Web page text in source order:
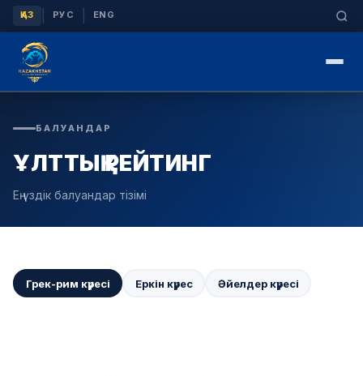
ҚАЗ РУС ENG
БАЛУАНДАР
ҰЛТТЫҚ РЕЙТИНГ
Ең үздік балуандар тізімі
Грек-рим күресі Еркін күрес Әйелдер күресі